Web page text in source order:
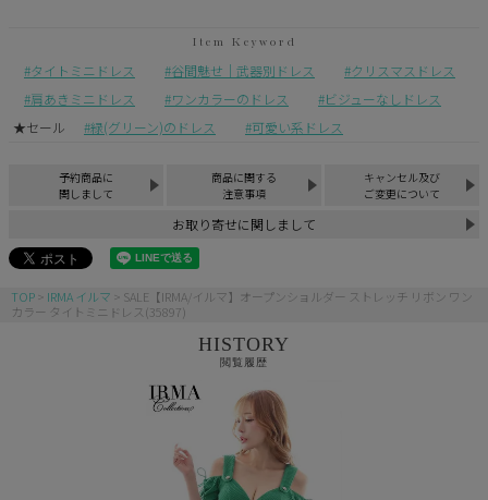
タイトミニドレス 谷間魅せ｜武器別ドレス
クリスマスドレス
肩あきミニドレス
ワンカラーのドレス
ビジューなしドレス
★セール
緑(グリーン)のドレス 可愛い系ドレス
予約商品に
関しまして
商品に関する
注意事項
キャンセル及び
ご変更について
お取り寄せに関しまして
TOP IRMA イルマ
SALE【IRMA/イルマ】オープンショルダー ストレッチ リボン ワン
カラー タイトミニドレス(35897)
HISTORY
閲覧履歴